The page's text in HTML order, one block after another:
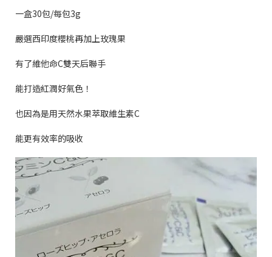
一盒30包/每包3g
嚴選西印度櫻桃再加上玫瑰果
有了維他命C雙天后聯手
能打造紅潤好氣色！
也因為是用天然水果萃取維生素C
能更有效率的吸收